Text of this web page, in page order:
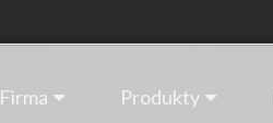
Firma Produkty